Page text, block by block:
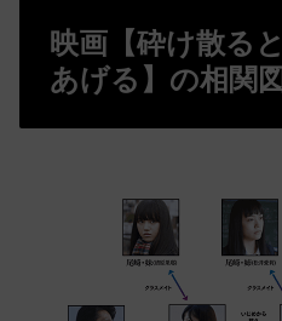
映画【砕け散る
あげる】の相関図